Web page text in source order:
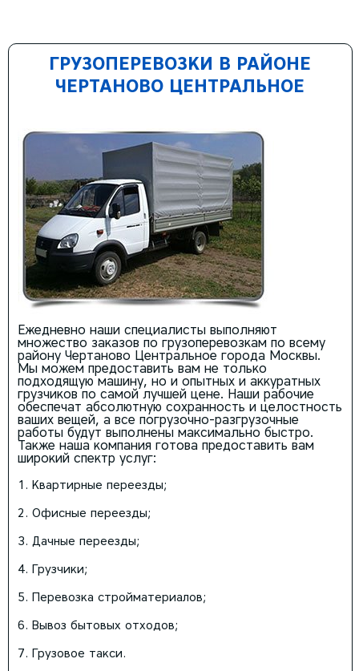
ГРУЗОПЕРЕВОЗКИ В РАЙОНЕ
ЧЕРТАНОВО ЦЕНТРАЛЬНОЕ
Ежедневно наши специалисты выполняют
множество заказов по грузоперевозкам по всему
району Чертаново Центральное города Москвы.
Мы можем предоставить вам не только
подходящую машину, но и опытных и аккуратных
грузчиков по самой лучшей цене. Наши рабочие
обеспечат абсолютную сохранность и целостность
ваших вещей, а все погрузочно-разгрузочные
работы будут выполнены максимально быстро.
Также наша компания готова предоставить вам
широкий спектр услуг:
Квартирные переезды;
Офисные переезды;
Дачные переезды;
Грузчики;
Перевозка стройматериалов;
Вывоз бытовых отходов;
Грузовое такси.